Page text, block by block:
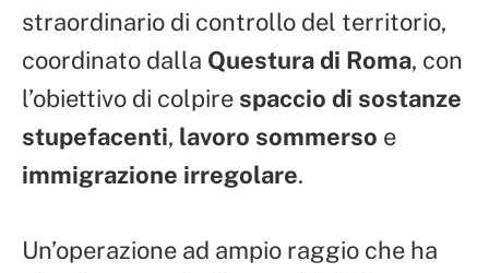
straordinario di controllo del territorio,
coordinato dalla Questura di Roma, con
l’obiettivo di colpire spaccio di sostanze
stupefacenti, lavoro sommerso e
immigrazione irregolare.
Un’operazione ad ampio raggio che ha